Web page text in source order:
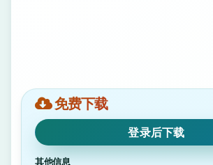
免费下载
登录后下载
其他信息